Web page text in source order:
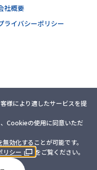
様により適したサービスを提
Cookieの使用に同意いただ
効化することが可能です。
リシー をご覧ください。
社概要
ライバシーポリシー
Corporation